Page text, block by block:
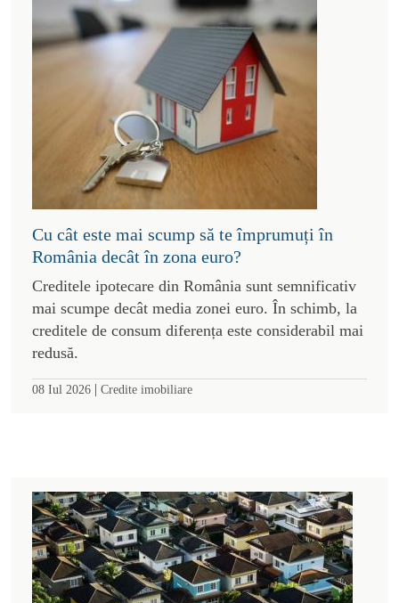
Cu cât este mai scump să te împrumuți în
România decât în zona euro?
Creditele ipotecare din România sunt semnificativ
mai scumpe decât media zonei euro. În schimb, la
creditele de consum diferența este considerabil mai
redusă.
08 Iul 2026 | Credite imobiliare